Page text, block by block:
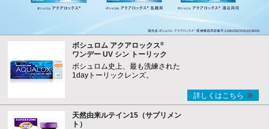
ボシュロム アクアロックス®
ワンデー UV シン トーリック
ボシュロム史上、最も洗練された
1dayトーリックレンズ。
詳しくはこちら
天然由来ルテイン15（サプリメン
ト）